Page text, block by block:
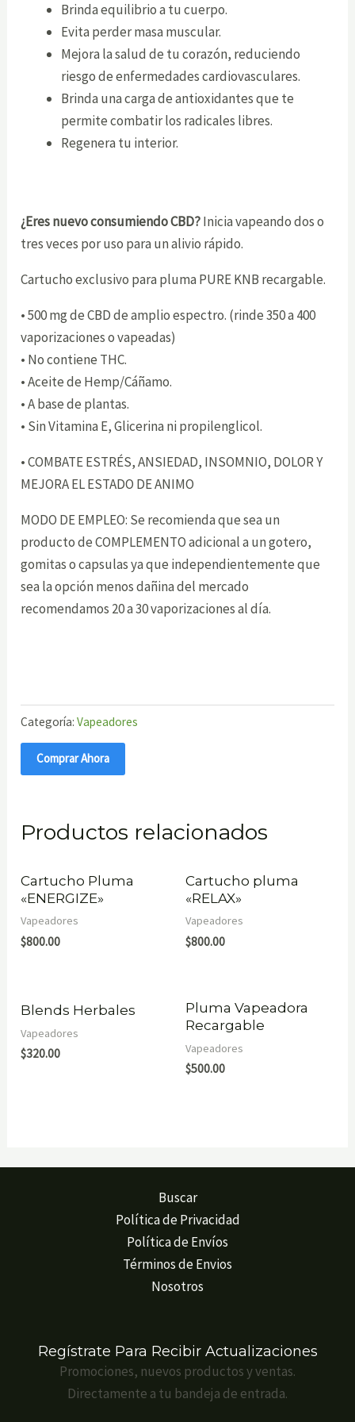
Brinda equilibrio a tu cuerpo.
Evita perder masa muscular.
Mejora la salud de tu corazón, reduciendo
riesgo de enfermedades cardiovasculares.
Brinda una carga de antioxidantes que te
permite combatir los radicales libres.
Regenera tu interior.
¿Eres nuevo consumiendo CBD?Inicia vapeando dos o
tres veces por uso para un alivio rápido.
Cartucho exclusivo para pluma PURE KNB recargable.
• 500 mg de CBD de amplio espectro. (rinde 350 a 400
vaporizaciones o vapeadas)
• No contiene THC.
• Aceite de Hemp/Cáñamo.
• A base de plantas.
• Sin Vitamina E, Glicerina ni propilenglicol.
• COMBATE ESTRÉS, ANSIEDAD, INSOMNIO, DOLOR Y
MEJORA EL ESTADO DE ANIMO
MODO DE EMPLEO: Se recomienda que sea un
producto de COMPLEMENTO adicional a un gotero,
gomitas o capsulas ya que independientemente que
sea la opción menos dañina del mercado
recomendamos 20 a 30 vaporizaciones al día.
Categoría:Vapeadores
Comprar Ahora
Productos relacionados
Cartucho Pluma
«ENERGIZE»
Vapeadores
$800.00
Cartucho pluma
«RELAX»
Vapeadores
$800.00
Blends Herbales
Vapeadores
$320.00
Pluma Vapeadora
Recargable
Vapeadores
$500.00
Buscar
Política de Privacidad
Política de Envíos
Términos de Envios
Nosotros
Regístrate Para Recibir Actualizaciones
Promociones, nuevos productos y ventas.
Directamente a tu bandeja de entrada.